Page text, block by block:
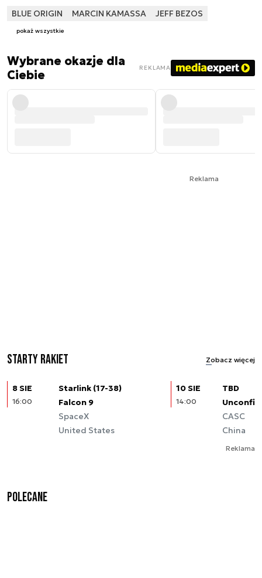
BLUE ORIGIN MARCIN KAMASSA JEFF BEZOS
pokaż wszystkie
Wybrane okazje dla
Ciebie
REKLAMA
Reklama
Starty rakiet Zobacz więcej
8 SIE
16:00
Starlink (17-38)
Falcon 9
SpaceX
United States
10 SIE
14:00
TBD
CASC
China
Reklama
Polecane